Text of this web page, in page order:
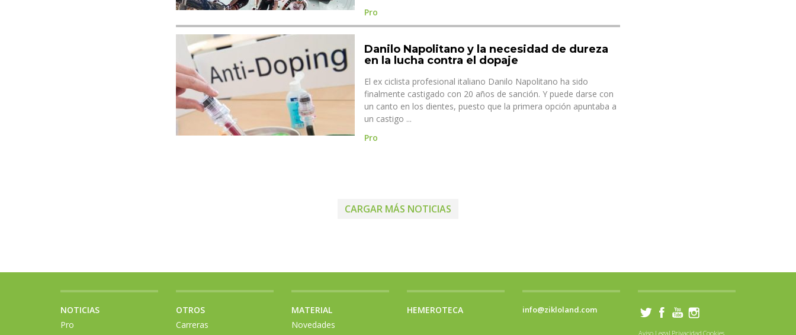
Pro
Danilo Napolitano y la necesidad de dureza
en la lucha contra el dopaje
El ex ciclista profesional italiano Danilo Napolitano ha sido
finalmente castigado con 20 años de sanción. Y puede darse con
un canto en los dientes, puesto que la primera opción apuntaba a
un castigo ...
Pro
CARGAR MÁS NOTICIAS
NOTICIAS
Pro
OTROS
Carreras
MATERIAL
Novedades
HEMEROTECA info@zikloland.com
Aviso Legal Privacidad Cookies